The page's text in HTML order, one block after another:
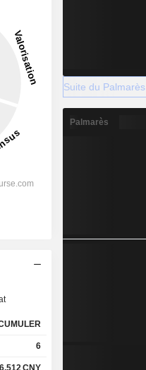
6
6,512 CNY
Suite du Palmarès
Palmarès